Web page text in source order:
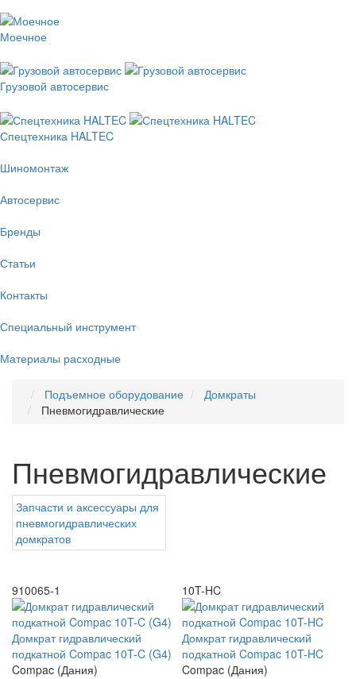
Моечное
Грузовой автосервис
Спецтехника HALTEC
Шиномонтаж
Автосервис
Бренды
Статьи
Контакты
Специальный инструмент
Материалы расходные
Подъемное оборудование
Домкраты
Пневмогидравлические
Пневмогидравлические
Запчасти и аксессуары для
пневмогидравлических
домкратов
910065-1
Домкрат гидравлический
подкатной Compac 10T-C (G4)
Compac (Дания)
10T-HC
Домкрат гидравлический
подкатной Compac 10T-HC
Compac (Дания)